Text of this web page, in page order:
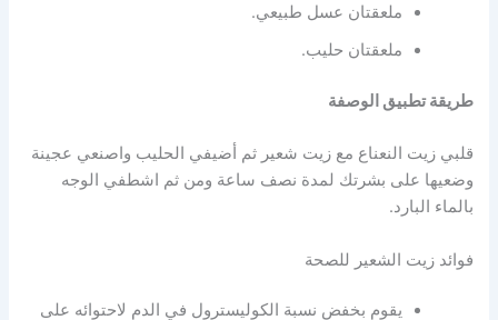
ملعقتان عسل طبيعي.
ملعقتان حليب.
طريقة تطبيق الوصفة
قلبي زيت النعناع مع زيت شعير ثم أضيفي الحليب واصنعي عجينة
وضعيها على بشرتك لمدة نصف ساعة ومن ثم اشطفي الوجه
بالماء البارد.
فوائد زيت الشعير للصحة
يقوم بخفض نسبة الكوليسترول في الدم لاحتوائه على